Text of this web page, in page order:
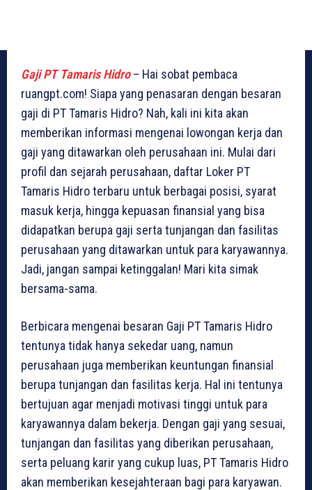
Gaji PT Tamaris Hidro– Hai sobat pembaca
ruangpt.com! Siapa yang penasaran dengan besaran
gaji di PT Tamaris Hidro? Nah, kali ini kita akan
memberikan informasi mengenai lowongan kerja dan
gaji yang ditawarkan oleh perusahaan ini. Mulai dari
profil dan sejarah perusahaan, daftar Loker PT
Tamaris Hidro terbaru untuk berbagai posisi, syarat
masuk kerja, hingga kepuasan finansial yang bisa
didapatkan berupa gaji serta tunjangan dan fasilitas
perusahaan yang ditawarkan untuk para karyawannya.
Jadi, jangan sampai ketinggalan! Mari kita simak
bersama-sama.
Berbicara mengenai besaran Gaji PT Tamaris Hidro
tentunya tidak hanya sekedar uang, namun
perusahaan juga memberikan keuntungan finansial
berupa tunjangan dan fasilitas kerja. Hal ini tentunya
bertujuan agar menjadi motivasi tinggi untuk para
karyawannya dalam bekerja. Dengan gaji yang sesuai,
tunjangan dan fasilitas yang diberikan perusahaan,
serta peluang karir yang cukup luas, PT Tamaris Hidro
akan memberikan kesejahteraan bagi para karyawan.